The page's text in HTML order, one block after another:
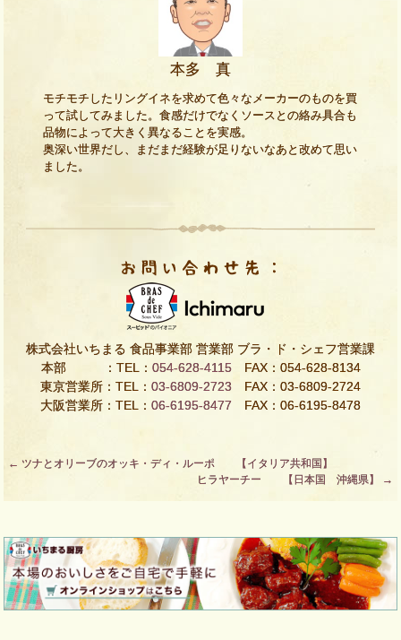
本多 真
モチモチしたリングイネを求めて色々なメーカーのものを買
って試してみました。食感だけでなくソースとの絡み具合も
品物によって大きく異なることを実感。
奥深い世界だし、まだまだ経験が足りないなあと改めて思い
ました。
株式会社いちまる 食品事業部 営業部 ブラ・ド・シェフ営業課
本部 ：TEL： 054-628-4115FAX：054-628-8134
東京営業所：TEL： 03-6809-2723 FAX：03-6809-2724
大阪営業所：TEL： 06-6195-8477 FAX：06-6195-8478
Post
← ツナとオリーブのオッキ・ディ・ルーポ 【イタリア共和国】
ヒラヤーチー 【日本国 沖縄県】
→